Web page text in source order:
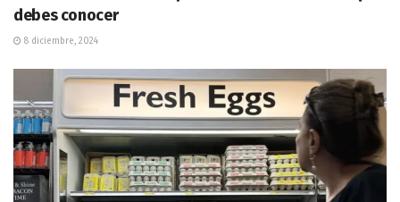
debes conocer
8 diciembre, 2024